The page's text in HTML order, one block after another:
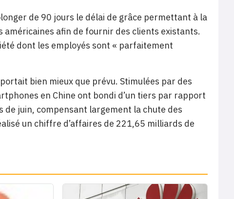
de 90 jours le délai de grâce permettant à la
américaines afin de fournir des clients existants.
dont les employés sont « parfaitement
bien mieux que prévu. Stimulées par des
en Chine ont bondi d’un tiers par rapport
de juin, compensant largement la chute des
un chiffre d’affaires de 221,65 milliards de